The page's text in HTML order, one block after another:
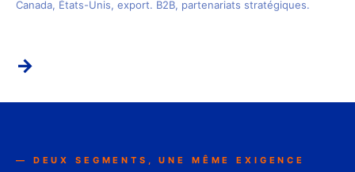
Canada, États-Unis, export. B2B, partenariats stratégiques.
→
— DEUX SEGMENTS, UNE MÊME EXIGENCE